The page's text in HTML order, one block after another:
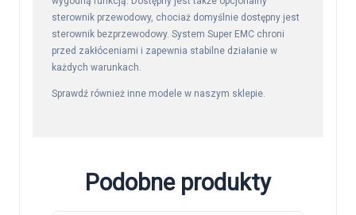
sterownik przewodowy, chociaż domyślnie dostępny jest
sterownik bezprzewodowy. System Super EMC chroni
przed zakłóceniami i zapewnia stabilne działanie w
każdych warunkach.
Sprawdź również inne modele w naszym sklepie.
Podobne produkty